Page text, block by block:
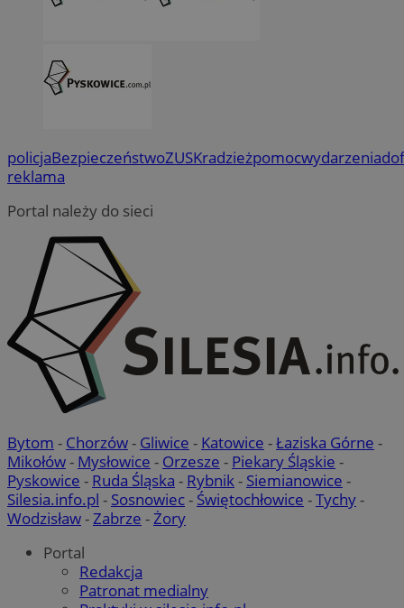
policjaBezpieczeństwoZUSKradzieżpomocwydarzenia
reklama
Portal należy do sieci
Bytom - Chorzów- Gliwice - Katowice -Łaziska Górne -
Mikołów- Mysłowice - Orzesze - Piekary Śląskie -
Pyskowice - Ruda Śląska - Rybnik - Siemianowice -
Silesia.info.pl - Sosnowiec- Świętochłowice -Tychy-
Wodzisław- Zabrze - Żory
Portal
Redakcja
Patronat medialny